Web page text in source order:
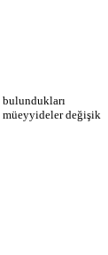
müeyyideler değişik